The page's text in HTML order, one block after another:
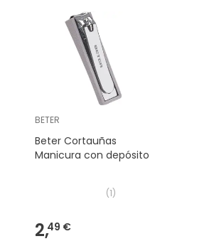
BETER
Beter Cortauñas
Manicura con depósito
(1)
2,49 €